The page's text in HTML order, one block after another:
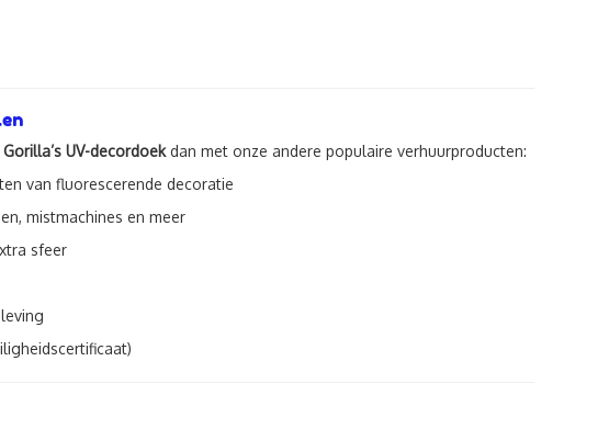
UV-decordoekdan met onze andere populaire verhuurproducten:
van fluorescerende decoratie
mistmachines en meer
sfeer